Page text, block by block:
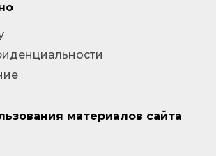
материалов сайта